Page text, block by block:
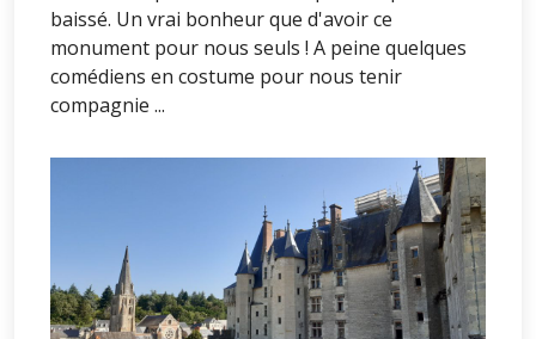
baissé. Un vrai bonheur que d'avoir ce
monument pour nous seuls ! A peine quelques
comédiens en costume pour nous tenir
compagnie ...